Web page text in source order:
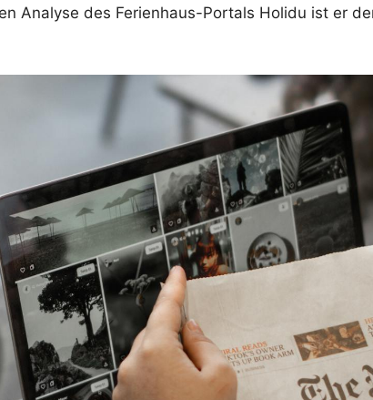
Analyse des Ferienhaus-Portals Holidu ist er